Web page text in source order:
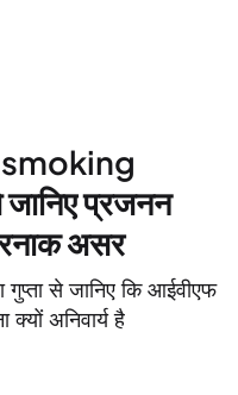
smoking
जानिए प्रजनन
असर
गुप्ता से जानिए कि आईवीएफ
अनिवार्य है